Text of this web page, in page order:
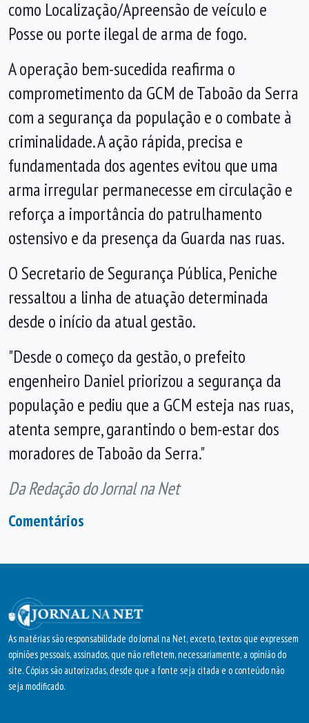
como Localização/Apreensão de veículo e
Posse ou porte ilegal de arma de fogo.
A operação bem-sucedida reafirma o
comprometimento da GCM de Taboão da Serra
com a segurança da população e o combate à
criminalidade. A ação rápida, precisa e
fundamentada dos agentes evitou que uma
arma irregular permanecesse em circulação e
reforça a importância do patrulhamento
ostensivo e da presença da Guarda nas ruas.
O Secretario de Segurança Pública, Peniche
ressaltou a linha de atuação determinada
desde o início da atual gestão.
"Desde o começo da gestão, o prefeito
engenheiro Daniel priorizou a segurança da
população e pediu que a GCM esteja nas ruas,
atenta sempre, garantindo o bem-estar dos
moradores de Taboão da Serra."
Da Redação do Jornal na Net
Comentários
As matérias são responsabilidade do Jornal na Net, exceto, textos que expressem
opiniões pessoais, assinados, que não refletem, necessariamente, a opinião do
site. Cópias são autorizadas, desde que a fonte seja citada e o conteúdo não
seja modificado.